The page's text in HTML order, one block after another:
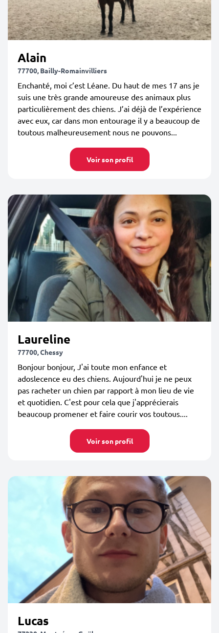
Alain
77700, Bailly-Romainvilliers
Enchanté, moi c’est Léane. Du haut de mes 17 ans je
suis une très grande amoureuse des animaux plus
particulièrement des chiens. J’ai déjà de l’expérience
avec eux, car dans mon entourage il y a beaucoup de
toutous malheureusement nous ne pouvons...
Voir son profil
Laureline
77700, Chessy
Bonjour bonjour, J'ai toute mon enfance et
adoslecence eu des chiens. Aujourd'hui je ne peux
pas racheter un chien par rapport à mon lieu de vie
et quotidien. C'est pour cela que j'apprécierais
beaucoup promener et faire courir vos toutous....
Voir son profil
Lucas